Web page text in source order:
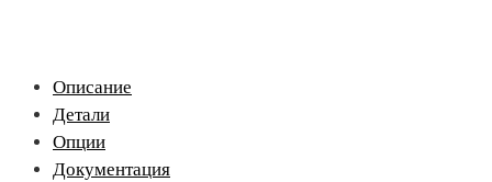
Описание
Детали
Опции
Документация